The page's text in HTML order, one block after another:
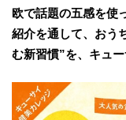
欧で話題の五感を使
紹介を通して、おう
む新習慣”を、キュ